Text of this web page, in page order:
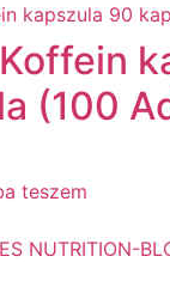
(100
teszem